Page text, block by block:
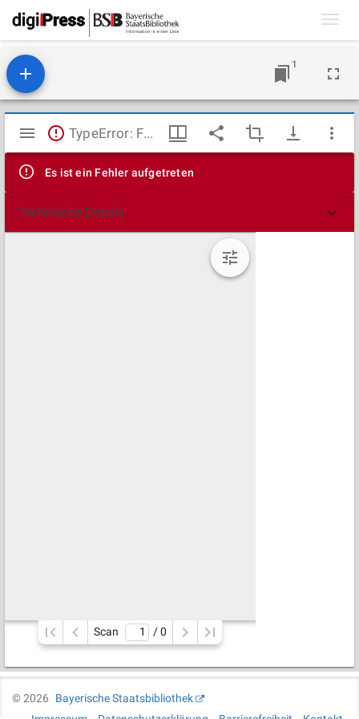
1
Mirador
Viewer
TypeError: Failed to fetch
Es ist ein Fehler aufgetreten
Technische Details
Scan / 0
©2026
Bayerische Staatsbibliothek